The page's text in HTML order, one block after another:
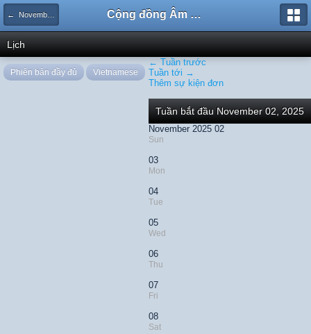
← November 2025 Cộng đồng Âm nhạc Sound Says
Lịch
← Tuần trước
Tuần tới →
Thêm sự kiện đơn
Tuần bắt đầu November 02, 2025
November 2025 02
Sun
03
Mon
04
Tue
05
Wed
06
Thu
07
Fri
08
Sat
Phiên bản đầy đủ Vietnamese